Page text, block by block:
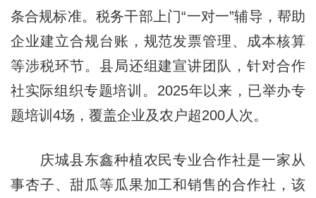
条合规标准。税务干部上门“一对一”辅导，帮助
企业建立合规台账，规范发票管理、成本核算
等涉税环节。县局还组建宣讲团队，针对合作
社实际组织专题培训。2025年以来，已举办专
题培训4场，覆盖企业及农户超200人次。
庆城县东鑫种植农民专业合作社是一家从
事杏子、甜瓜等瓜果加工和销售的合作社，该